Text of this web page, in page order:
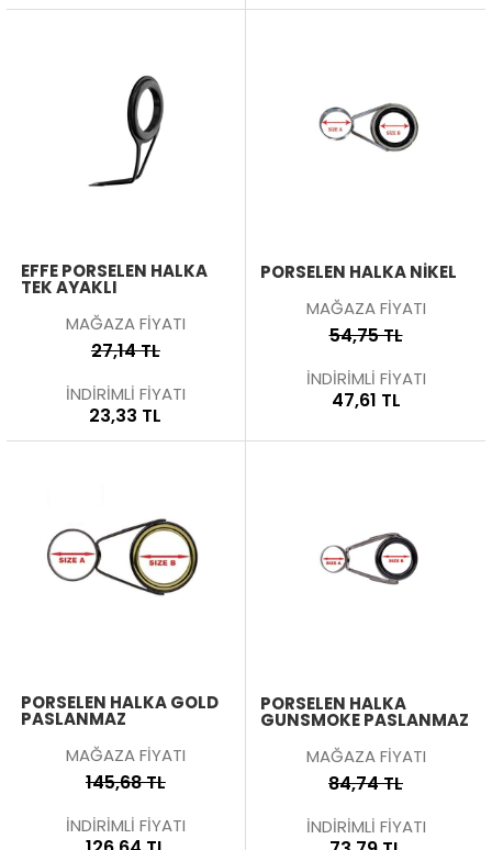
EFFE PORSELEN HALKA
TEK AYAKLI
MAĞAZA FİYATI
27,14 TL
İNDİRİMLİ FİYATI
23,33 TL
PORSELEN HALKA NİKEL
MAĞAZA FİYATI
54,75 TL
İNDİRİMLİ FİYATI
47,61 TL
PORSELEN HALKA GOLD
PASLANMAZ
MAĞAZA FİYATI
145,68 TL
İNDİRİMLİ FİYATI
PORSELEN HALKA
GUNSMOKE PASLANMAZ
MAĞAZA FİYATI
84,74 TL
İNDİRİMLİ FİYATI